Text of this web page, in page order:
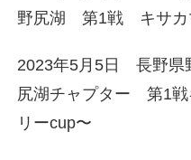
野尻湖 第1戦 キサカ
2023年5月5日 長野県
尻湖チャプター 第1戦
リーcup〜